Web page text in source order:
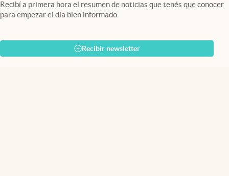
Recibí a primera hora el resumen de noticias que tenés que conocer
para empezar el día bien informado.
Recibir newsletter